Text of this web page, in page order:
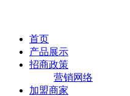
首页
产品展示
招商政策
营销网络
加盟商家